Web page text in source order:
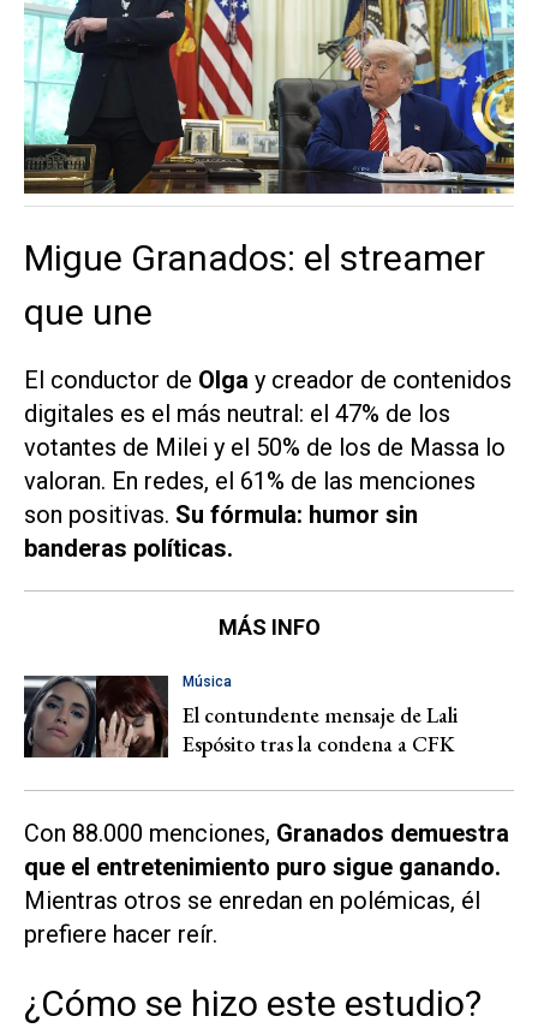
Migue Granados: el streamer
que une
El conductor de Olga y creador de contenidos
digitales es el más neutral: el 47% de los
votantes de Milei y el 50% de los de Massa lo
valoran. En redes, el 61% de las menciones
son positivas. Su fórmula: humor sin
banderas políticas.
MÁS INFO
Música
El contundente mensaje de Lali
Espósito tras la condena a CFK
Con 88.000 menciones, Granados demuestra
que el entretenimiento puro sigue ganando.
Mientras otros se enredan en polémicas, él
prefiere hacer reír.
¿Cómo se hizo este estudio?